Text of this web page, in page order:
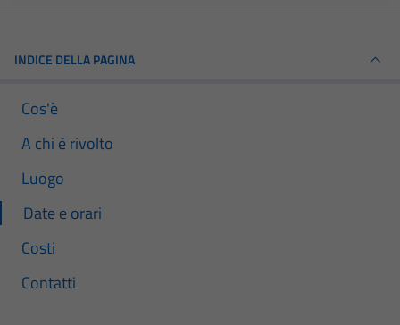
INDICE DELLA PAGINA
Cos'è
A chi è rivolto
Luogo
Date e orari
Costi
Contatti